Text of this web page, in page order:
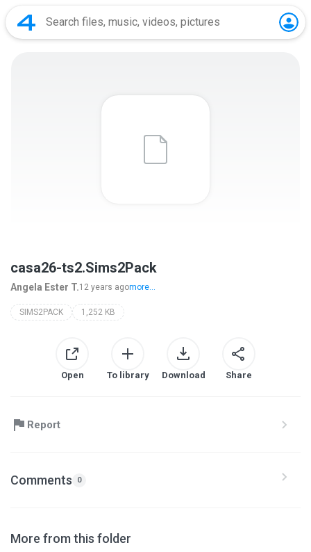
casa26-ts2.Sims2Pack
Angela Ester T.12 years agomore...
SIMS2PACK 1,252 KB
Open To library Download Share
Report
Comments 0
More from this folder